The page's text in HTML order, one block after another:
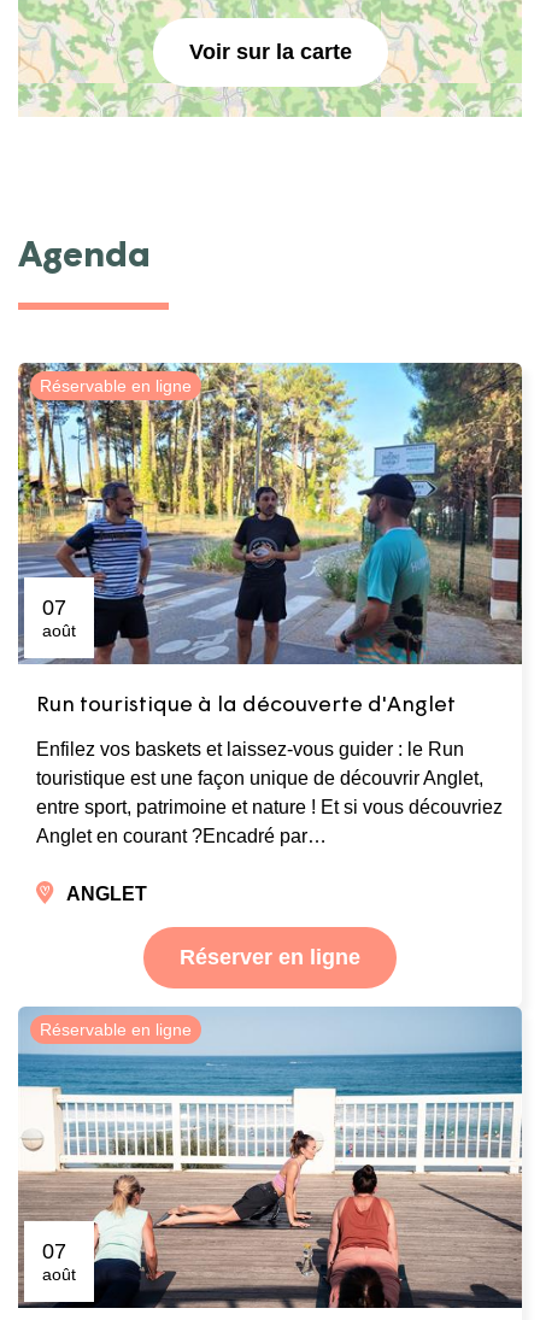
Voir sur la carte
Agenda
Réservable en ligne
07
août
Run touristique à la découverte d'Anglet
Enfilez vos baskets et laissez-vous guider : le Run
touristique est une façon unique de découvrir Anglet,
entre sport, patrimoine et nature ! Et si vous découvriez
Anglet en courant ?Encadré par…
ANGLET
Réserver en ligne
Réservable en ligne
07
août